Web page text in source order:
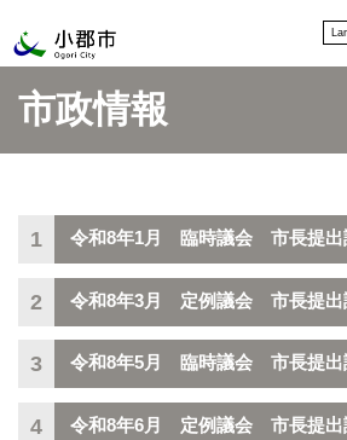
市政情報
1 令和8年1月 臨時議会 市長提出
2 令和8年3月 定例議会 市長提出
3 令和8年5月 臨時議会 市長提出
4 令和8年6月 定例議会 市長提出